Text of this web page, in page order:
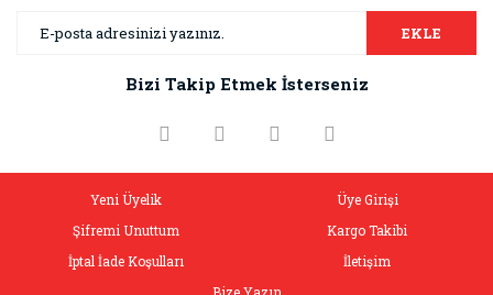
Ürün resmi kalitesiz, bozuk veya görüntülenemiyor.
Ürün bilgilerinde hatalar bulunuyor.
EKLE
Bizi Takip Etmek İsterseniz
Yeni Üyelik
Üye Girişi
Şifremi Unuttum
Kargo Takibi
İptal İade Koşulları
İletişim